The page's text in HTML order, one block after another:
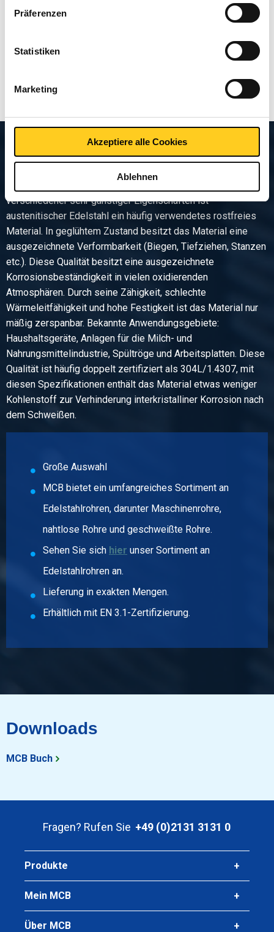
hier
unsere Richtlinien an.
Präferenzen
Statistiken
Marketing
Akzeptiere alle Cookies
Ablehnen
Preis Euro pro: 0 Stück
Produktbeschreibung
verschiedener sehr günstiger Eigenschaften ist
austenitischer Edelstahl ein häufig verwendetes rostfreies
Material. In geglühtem Zustand besitzt das Material eine
ausgezeichnete Verformbarkeit (Biegen, Tiefziehen, Stanzen
etc.). Diese Qualität besitzt eine ausgezeichnete
Korrosionsbeständigkeit in vielen oxidierenden
Atmosphären. Durch seine Zähigkeit, schlechte
Wärmeleitfähigkeit und hohe Festigkeit ist das Material nur
mäßig zerspanbar. Bekannte Anwendungsgebiete:
Haushaltsgeräte, Anlagen für die Milch- und
Nahrungsmittelindustrie, Spültröge und Arbeitsplatten. Diese
Qualität ist häufig doppelt zertifiziert als 304L/1.4307, mit
diesen Spezifikationen enthält das Material etwas weniger
Kohlenstoff zur Verhinderung interkristalliner Korrosion nach
dem Schweißen.
Große Auswahl
MCB bietet ein umfangreiches Sortiment an
Edelstahlrohren, darunter Maschinenrohre,
nahtlose Rohre und geschweißte Rohre.
Sehen Sie sich hier unser Sortiment an
Edelstahlrohren an.
Lieferung in exakten Mengen.
Erhältlich mit EN 3.1-Zertifizierung.
Downloads
MCB Buch
Fragen? Rufen Sie +49 (0)2131 3131 0
Produkte
Mein MCB
Über MCB